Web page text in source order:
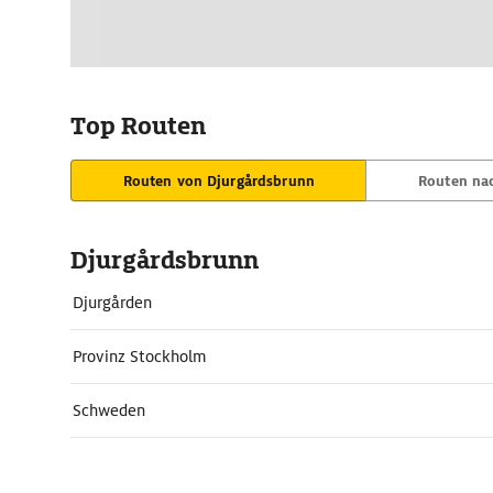
Top Routen
Routen von Djurgårdsbrunn Routen
Djurgårdsbrunn
Djurgården
Provinz Stockholm
Schweden